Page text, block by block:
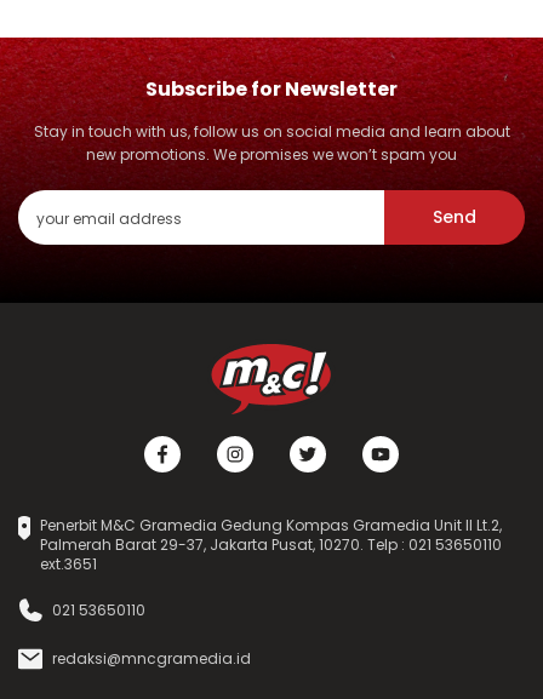
Subscribe for Newsletter
Stay in touch with us, follow us on social media and learn about
new promotions. We promises we won’t spam you
Send
Penerbit M&C Gramedia Gedung Kompas Gramedia Unit II Lt.2,
Palmerah Barat 29-37, Jakarta Pusat, 10270. Telp : 021 53650110
ext.3651
021 53650110
redaksi@mncgramedia.id